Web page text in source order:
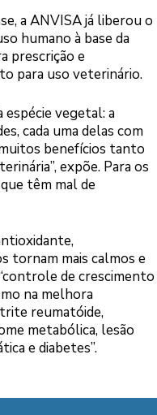
a ANVISA já liberou o
humano à base da
prescrição e
para uso veterinário.
vegetal: a
cada uma delas com
benefícios tanto
expõe. Para os
têm mal de
tornam mais calmos e
de crescimento
na melhora
reumatóide,
metabólica, lesão
e diabetes”.